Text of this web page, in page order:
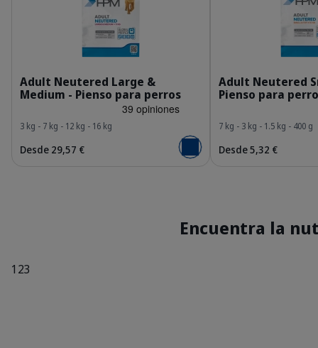
HQ_HPM_Packaging-without-kg_Adult-
Adult Neutered Large &
Medium - Pienso para perros
3 kg - 7 kg - 12 kg - 16 kg
Desde 29,57 € Añadir al carrito
Adult Neutered
Pienso para
7 kg - 3 kg - 1.5 kg - 400 g
Desde 5,32 €
Encuentra la